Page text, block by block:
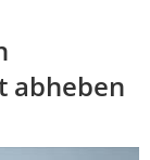
abheben